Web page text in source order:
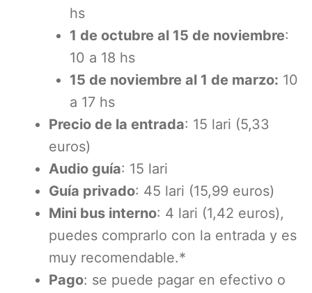
hs
1 de octubre al 15 de noviembre:
10 a 18 hs
15 de noviembre al 1 de marzo: 10
a 17 hs
Precio de la entrada: 15 lari (5,33
euros)
Audio guía: 15 lari
Guía privado: 45 lari (15,99 euros)
Mini bus interno: 4 lari (1,42 euros),
puedes comprarlo con la entrada y es
muy recomendable.*
Pago: se puede pagar en efectivo o